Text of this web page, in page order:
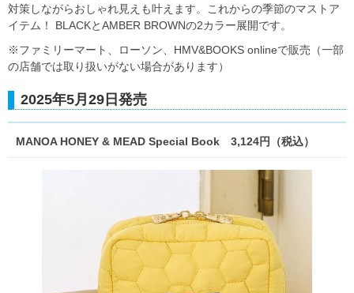
対策しながらおしゃれ見えも叶えます。これからの季節のマストア
イテム！ BLACKとAMBER BROWNの2カラー展開です。
※ファミリーマート、ローソン、HMV&BOOKS onlineで販売（一部
の店舗では取り扱いがない場合があります）
2025年5月29日発売
MANOA HONEY & MEAD Special Book 3,124円（税込）